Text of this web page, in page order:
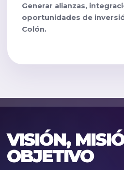
Generar alianzas,
oportunidades de
Colón.
VISIÓN,
OBJETIVO